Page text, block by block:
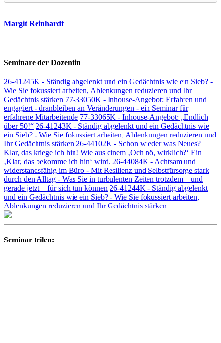
Margit Reinhardt
Seminare der Dozentin
26-41245K - Ständig abgelenkt und ein Gedächtnis wie ein Sieb? -
Wie Sie fokussiert arbeiten, Ablenkungen reduzieren und Ihr
Gedächtnis stärken 77-33050K - Inhouse-Angebot: Erfahren und
engagiert - dranbleiben an Veränderungen - ein Seminar für
erfahrene Mitarbeitende 77-33065K - Inhouse-Angebot: „Endlich
über 50!“ 26-41243K - Ständig abgelenkt und ein Gedächtnis wie
ein Sieb? - Wie Sie fokussiert arbeiten, Ablenkungen reduzieren und
Ihr Gedächtnis stärken 26-44102K - Schon wieder was Neues?
Klar, das kriege ich hin! Wie aus einem ‚Och nö, wirklich?‘ Ein
‚Klar, das bekomme ich hin‘ wird. 26-44084K - Achtsam und
widerstandsfähig im Büro - Mit Resilienz und Selbstfürsorge stark
durch den Alltag - Was Sie in turbulenten Zeiten trotzdem – und
gerade jetzt – für sich tun können 26-41244K - Ständig abgelenkt
und ein Gedächtnis wie ein Sieb? - Wie Sie fokussiert arbeiten,
Ablenkungen reduzieren und Ihr Gedächtnis stärken
Seminar teilen: